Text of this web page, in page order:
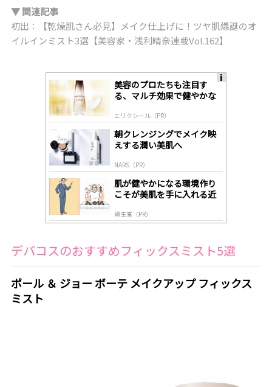
▼ 関連記事
初出：【乾燥肌さん必見】メイク仕上げに！ツヤ肌爆誕のオ
イルインミスト3選【美容家・浅利晴奈連載Vol.162】
美容のプロたちも注目す
る、マルチ効果で健やかな
エリクシール（PR）
朝クレンジングでメイク映
えする潤い美肌へ
NARS（PR）
肌が健やかになる環境作り
こそが美肌を手に入れる近
資生堂（PR）
デパコスのおすすめフィックスミスト5選
ポール ＆ ジョー ボーテ メイクアップ フィックス
ミスト